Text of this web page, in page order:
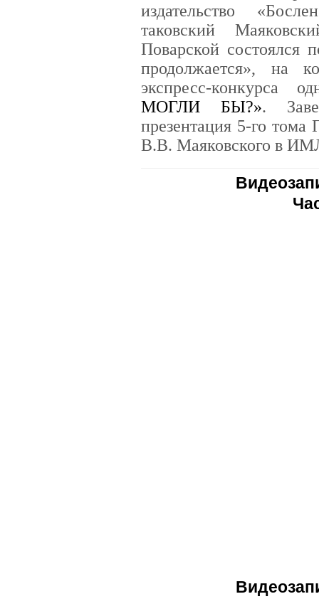
издательство
таковский
Поварской состоялся
продолжается», на
экспресс-конкурса
МОГЛИ БЫ?».
презентация 5-го тома
В.В. Маяковского в